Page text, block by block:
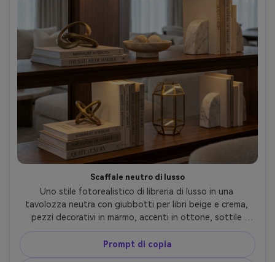
Scaffale neutro di lusso
Uno stile fotorealistico di libreria di lusso in una
tavolozza neutra con giubbotti per libri beige e crema,
pezzi decorativi in marmo, accenti in ottone, sottile
illuminazione spot, atmosfera attico di fascia alta,
scattato su Canon R5 85mm f/2.0, cornice media chiusa,
bokeh cremoso, trama ultra-realistica, finitura editoriale
Prompt di copia